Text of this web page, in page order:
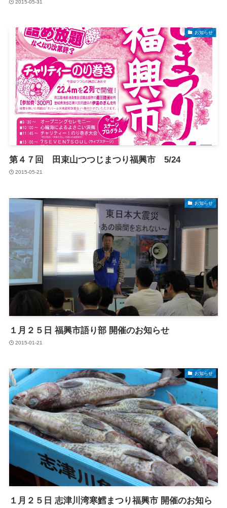
2015-05-31
お知らせ
第４７回 田束山つつじまつり福興市 5/24
2015-05-21
お知らせ
１月２５日 福興市語り部 開催のお知らせ
2015-01-21
お知らせ
１月２５日 志津川湾寒鱈まつり福興市 開催のお知ら